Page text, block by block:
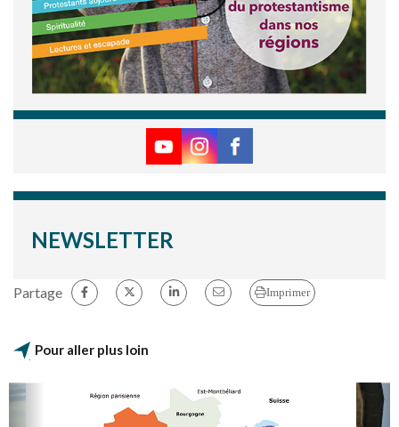
NEWSLETTER
Partage Imprimer
Pour aller plus loin